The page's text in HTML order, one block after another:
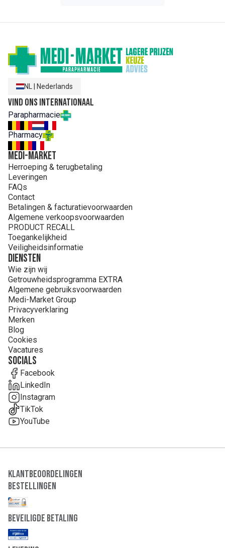
NL Nederlands
Vind ons internationaal
Parapharmacie
Pharmacy
MEDI-MARKET
Herroeping & terugbetaling
Leveringen
FAQs
Contact
Betalingen & facturatievoorwaarden
Algemene verkoopsvoorwaarden
PRODUCT RECALL
Toegankelijkheid
Veiligheidsinformatie
Diensten
Wie zijn wij
Getrouwheidsprogramma EXTRA
Algemene gebruiksvoorwaarden
Medi-Market Group
Privacyverklaring
Merken
Blog
Cookies
Vacatures
Socials
Facebook
LinkedIn
Instagram
TikTok
YouTube
Klantbeoordelingen
Bestellingen
Beveiligde Betaling